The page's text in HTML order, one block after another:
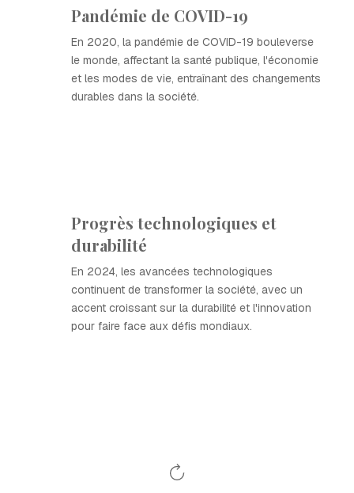
Pandémie de COVID-19
En 2020, la pandémie de COVID-19 bouleverse
le monde, affectant la santé publique, l'économie
et les modes de vie, entraînant des changements
durables dans la société.
Progrès technologiques et
durabilité
En 2024, les avancées technologiques
continuent de transformer la société, avec un
accent croissant sur la durabilité et l'innovation
pour faire face aux défis mondiaux.